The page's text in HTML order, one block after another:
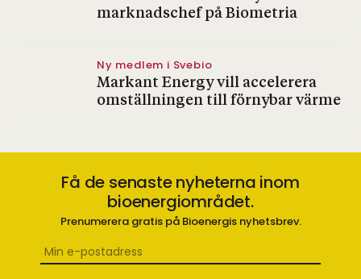
marknadschef på Biometria
Ny medlem i Svebio
Markant Energy vill accelerera
omställningen till förnybar värme
Få de senaste nyheterna inom
bioenergiområdet.
Prenumerera gratis på Bioenergis nyhetsbrev.